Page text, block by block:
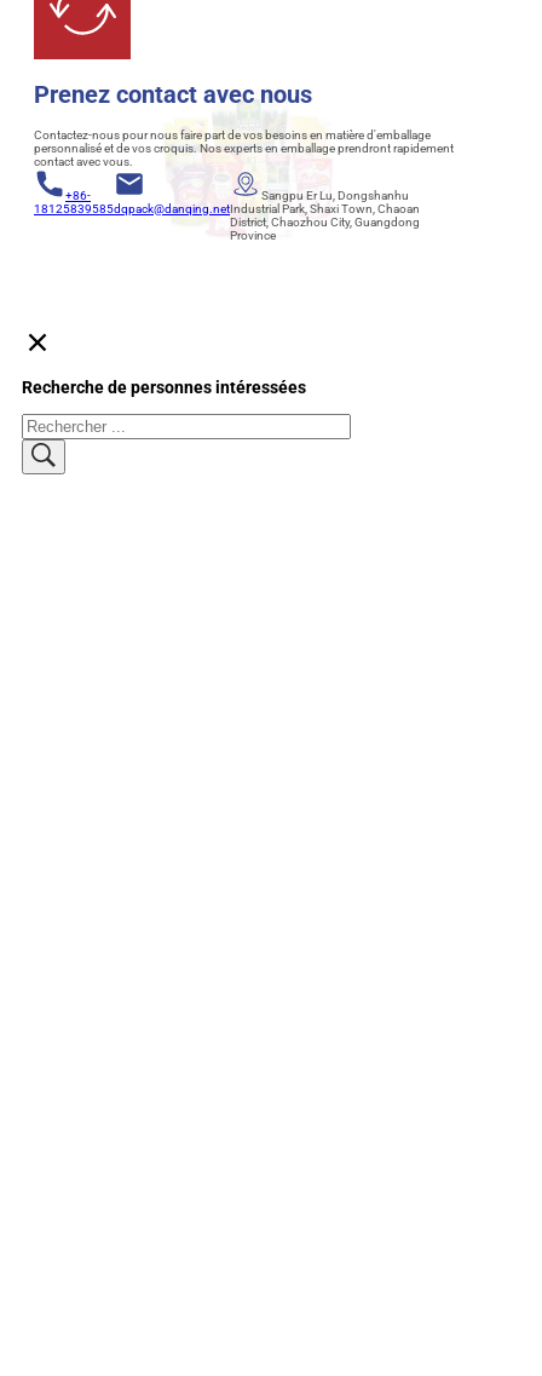
Prenez contact avec nous
Contactez-nous pour nous faire part de vos besoins en matière d'emballage
personnalisé et de vos croquis. Nos experts en emballage prendront rapidement
contact avec vous.
+86-
18125839585dqpack@danqing.net
Sangpu Er Lu, Dongshanhu
Industrial Park, Shaxi Town, Chaoan
District, Chaozhou City, Guangdong
Province
Recherche de personnes intéressées
Rechercher